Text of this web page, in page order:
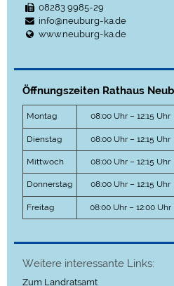
08283 9985-29
info@neuburg-ka.de
www.neuburg-ka.de
Öffnungszeiten Rathaus
Montag 08:00 Uhr – 12:15 Uhr
Dienstag 08:00 Uhr – 12:15 Uhr
Mittwoch 08:00 Uhr – 12:15 Uhr
Donnerstag 08:00 Uhr – 12:15 Uhr
Freitag 08:00 Uhr – 12:00 Uhr
Weitere interessante Links:
Zum Landratsamt